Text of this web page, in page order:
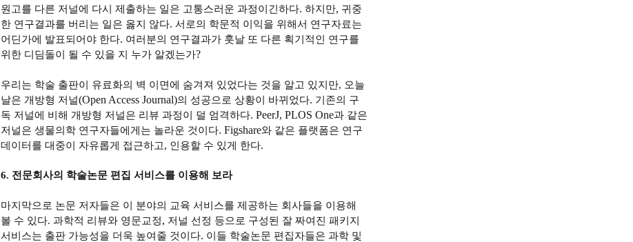
원고를 다른 저널에 다시 제출하는 일은 고통스러운 과정이긴하다. 하지만, 귀중
한 연구결과를 버리는 일은 옳지 않다. 서로의 학문적 이익을 위해서 연구자료는
어딘가에 발표되어야 한다. 여러분의 연구결과가 훗날 또 다른 획기적인 연구를
위한 디딤돌이 될 수 있을 지 누가 알겠는가?
우리는 학술 출판이 유료화의 벽 이면에 숨겨져 있었다는 것을 알고 있지만, 오늘
날은 개방형 저널(Open Access Journal)의 성공으로 상황이 바뀌었다. 기존의 구
독 저널에 비해 개방형 저널은 리뷰 과정이 덜 엄격하다. PeerJ, PLOS One과 같은
저널은 생물의학 연구자들에게는 놀라운 것이다. Figshare와 같은 플랫폼은 연구
데이터를 대중이 자유롭게 접근하고, 인용할 수 있게 한다.
6. 전문회사의 학술논문 편집 서비스를 이용해 보라
마지막으로 논문 저자들은 이 분야의 교육 서비스를 제공하는 회사들을 이용해
볼 수 있다. 과학적 리뷰와 영문교정, 저널 선정 등으로 구성된 잘 짜여진 패키지
서비스는 출판 가능성을 더욱 높여줄 것이다. 이들 학술논문 편집자들은 과학 및